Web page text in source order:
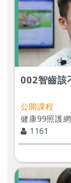
002智齒該
公開課程
健康99照護網
1161